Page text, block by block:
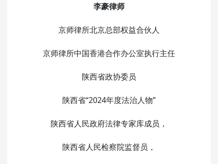
李豪律师
京师律所北京总部权益合伙人
京师律所中国香港合作办公室执行主任
陕西省政协委员
陕西省“2024年度法治人物”
陕西省人民政府法律专家库成员，
陕西省人民检察院监督员，